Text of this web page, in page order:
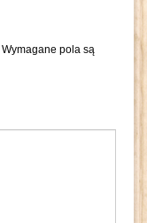
Wymagane pola są